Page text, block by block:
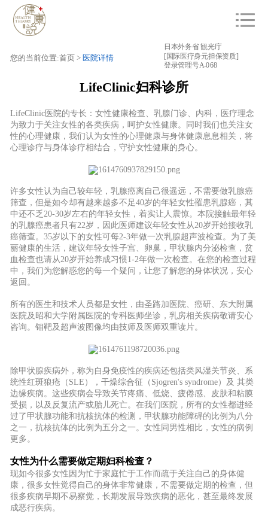
您的当前位置:首页 > 医院详情
日本外务省 観光庁
[国际医疗身元担保资质]
登录管理号A-068
LifeClinic妇科诊所
LifeClinic医院的专长：女性健康检查、乳腺门诊 内科， 医疗理念
为致力于关注女性的各类疾病，呵护女性健康。同时我们也关注女
性的心理健康，我们认为女性的心理健康与身体健康息息相关，将
心理诊疗与身体诊疗相结合，守护女性健康的身心。
许多女性认为自己较年轻，乳腺癌离自己很遥远，不需要做乳腺癌
筛查，但是如今却有越来越多不足40岁的年轻女性罹患乳腺癌，其
中还不乏20-30岁左右的年轻女性，着实让人震惊。本院接触最年轻
的乳腺癌患者只有22岁，因此医师建议年轻女性从20岁开始接收乳
癌筛查。35岁以下的女性可每2-3年做一次乳腺超声波检查。为了美
丽健康的生活，建议年轻女性子宫、卵巢，甲状腺内分泌检查，贫
血检查也请从20岁开始养成习惯1-2年做一次检查。在您的检查过程
中，我们为您解惑您的每一个疑问，让您了解您的身体状况，安心
返回。
所有的医生和技术人员都是女性，由圣路加医院、癌研、东大附属
医院及昭和大学附属医院的专科医师坐诊，乳房相关疾病敬请安心
咨询。钼靶及超声波图像均由技师及医师双重读片。
除甲状腺疾病外，称为自身免疫性的疾病还包括类风湿关节炎、系
统性红斑狼疮（SLE），干燥综合征（Sjogren's syndrome）及 其类
边缘疾病。这些疾病会导致关节疼痛、低烧、疲倦感、皮肤和粘膜
受损，以及反复流产或胎儿死亡。在我们医院，所有的女性都进经
过了甲状腺功能和抗核抗体的检测，甲状腺功能障碍的比例为八分
之一，抗核抗体的比例为五分之一。女性同男性相比，女性的病例
更多。
女性为什么需要做定期妇科检查？
现如今很多女性因为忙于家庭忙于工作而疏于关注自己的身体健
康，很多女性觉得自己的身体非常健康，不需要做定期的检查，但
很多疾病早期不易察觉，长期发展导致疾病的恶化，甚至最终发展
成恶行疾病。